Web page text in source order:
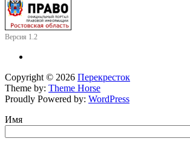
Версия 1.2
Copyright © 2026 Перекресток
Theme by: Theme Horse
Proudly Powered by: WordPress
Имя